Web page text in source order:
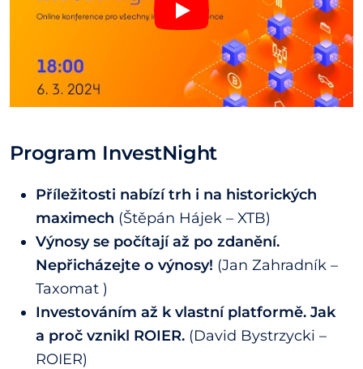
Program InvestNight
Příležitosti nabízí trh i na historických
maximech (Štěpán Hájek – XTB)
Výnosy se počítají až po zdanění.
Nepřicházejte o výnosy! (Jan Zahradník –
Taxomat )
Investováním až k vlastní platformě. Jak
a proč vznikl ROIER. (David Bystrzycki –
ROIER)